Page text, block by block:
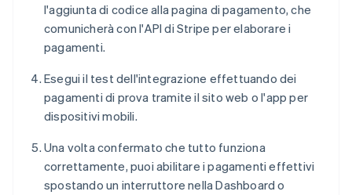
l'aggiunta di codice alla pagina di pagamento, che
comunicherà con l'API di Stripe per elaborare i
pagamenti.
Esegui il test dell'integrazione effettuando dei
pagamenti di prova tramite il sito web o l'app per
dispositivi mobili.
Una volta confermato che tutto funziona
correttamente, puoi abilitare i pagamenti effettivi
spostando un interruttore nella Dashboard o